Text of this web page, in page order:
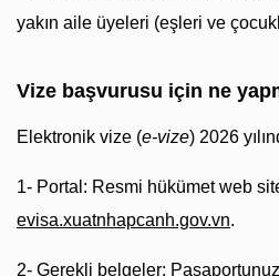
yakın aile üyeleri (eşleri ve
Vize başvurusu için ne
Elektronik vize (e-vize) 2026
1- Portal: Resmi hükümet web
evisa.xuatnhapcanh.gov.vn.
2- Gerekli belgeler: